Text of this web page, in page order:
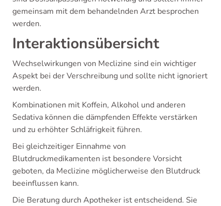
gemeinsam mit dem behandelnden Arzt besprochen
werden.
Interaktionsübersicht
Wechselwirkungen von Meclizine sind ein wichtiger
Aspekt bei der Verschreibung und sollte nicht ignoriert
werden.
Kombinationen mit Koffein, Alkohol und anderen
Sedativa können die dämpfenden Effekte verstärken
und zu erhöhter Schläfrigkeit führen.
Bei gleichzeitiger Einnahme von
Blutdruckmedikamenten ist besondere Vorsicht
geboten, da Meclizine möglicherweise den Blutdruck
beeinflussen kann.
Die Beratung durch Apotheker ist entscheidend. Sie